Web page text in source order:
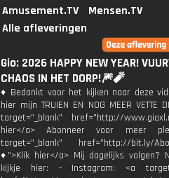
Amusement.TV
Mensen.TV
Alle afleveringen
Gio: 2026 HAPPY NEW YEAR!
CHAOS IN HET DORP!🎆🧨
♦ Bedankt voor het kijken naar deze
hier mijn TRUIEN EN NOG MEER VETTE
target="_blank" href="http://
hier</a> Abonneer voor meer
target="_blank" href="http://bit.ly/
♦">Klik hier</a> Mij dagelijks volgen?
kijkje hier: - Instagram: <a